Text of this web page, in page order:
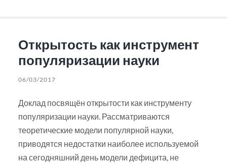
Открытость как инструмент
популяризации науки
06/03/2017
Доклад посвящён открытости как инструменту
популяризации науки. Рассматриваются
теоретические модели популярной науки,
приводятся недостатки наиболее используемой
на сегодняшний день модели дефицита, не